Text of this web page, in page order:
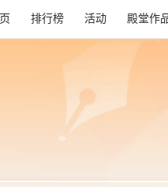
排行榜 活动 殿堂作